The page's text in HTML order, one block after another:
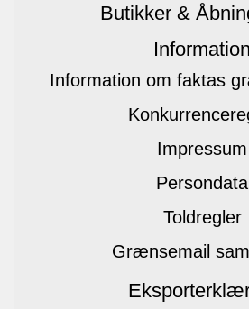
Butikker &
Information
Information om faktas
Impressum
Persondata
Toldregler
Grænsemail